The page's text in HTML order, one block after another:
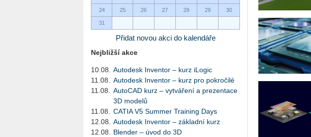
24 25 26 27 28 29 30
31
Přidat novou akci do kalendáře
Nejbližší akce
10.08.
Autodesk Inventor – kurz iLogic
11.08.
Autodesk Inventor – kurz pro pokročilé
11.08.
AutoCAD kurz – vytváření a prezentace
3D modelů
11.08.
CATIA V5 Summer Training Days
12.08.
Autodesk Inventor – základní kurz
12.08.
Blender – úvod do 3D